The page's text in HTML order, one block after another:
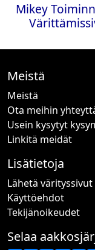
Mikey
Meistä
Meistä
Ota meihin
Usein kysytyt
Linkitä meidät
Lisätietoja
Lähetä värityssivut
Käyttöehdot
Tekijänoikeudet
Selaa